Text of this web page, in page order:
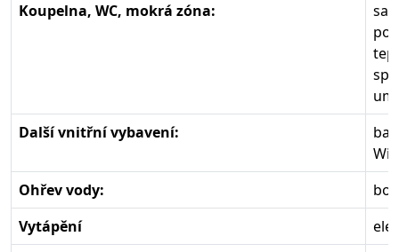
Koupelna, WC, mokrá zóna:
Další vnitřní vybavení:
Ohřev vody:
Vytápění